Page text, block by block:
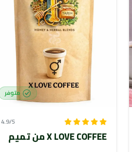
متوفر
4.9/5
X LOVE COFFEE من تميم